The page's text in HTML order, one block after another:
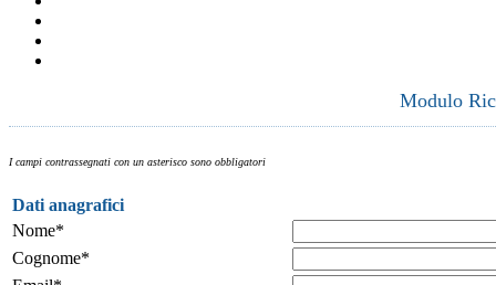
Modulo
I campi contrassegnati con un asterisco sono obbligatori
Dati anagrafici
Nome*
Cognome*